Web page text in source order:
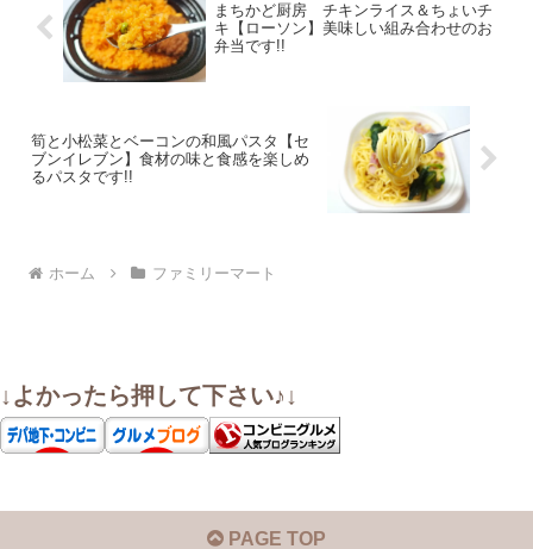
まちかど厨房 チキンライス＆ちょいチ
キ【ローソン】美味しい組み合わせのお
弁当です!!
筍と小松菜とベーコンの和風パスタ【セ
ブンイレブン】食材の味と食感を楽しめ
るパスタです!!
ホーム ファミリーマート
↓よかったら押して下さい♪↓
PAGE TOP